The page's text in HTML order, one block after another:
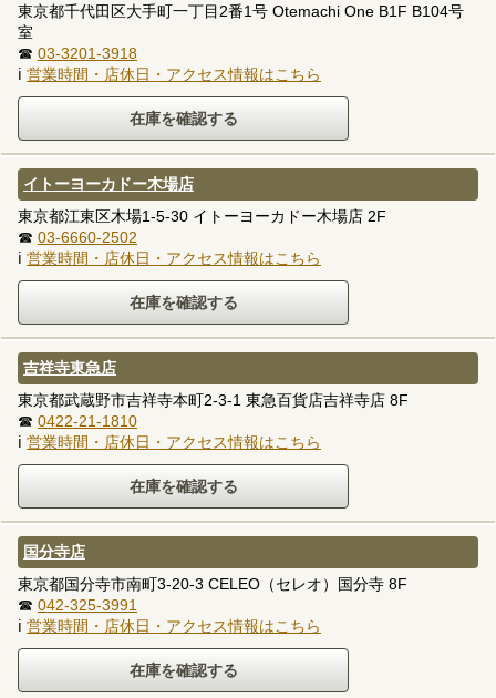
東京都千代田区大手町一丁目2番1号 Otemachi One B1F B104号
室
☎ 03-3201-3918
ℹ 営業時間・店休日・アクセス情報はこちら
イトーヨーカドー木場店
東京都江東区木場1-5-30 イトーヨーカドー木場店 2F
☎ 03-6660-2502
ℹ 営業時間・店休日・アクセス情報はこちら
吉祥寺東急店
東京都武蔵野市吉祥寺本町2-3-1 東急百貨店吉祥寺店 8F
☎ 0422-21-1810
ℹ 営業時間・店休日・アクセス情報はこちら
国分寺店
東京都国分寺市南町3-20-3 CELEO（セレオ）国分寺 8F
☎ 042-325-3991
ℹ 営業時間・店休日・アクセス情報はこちら